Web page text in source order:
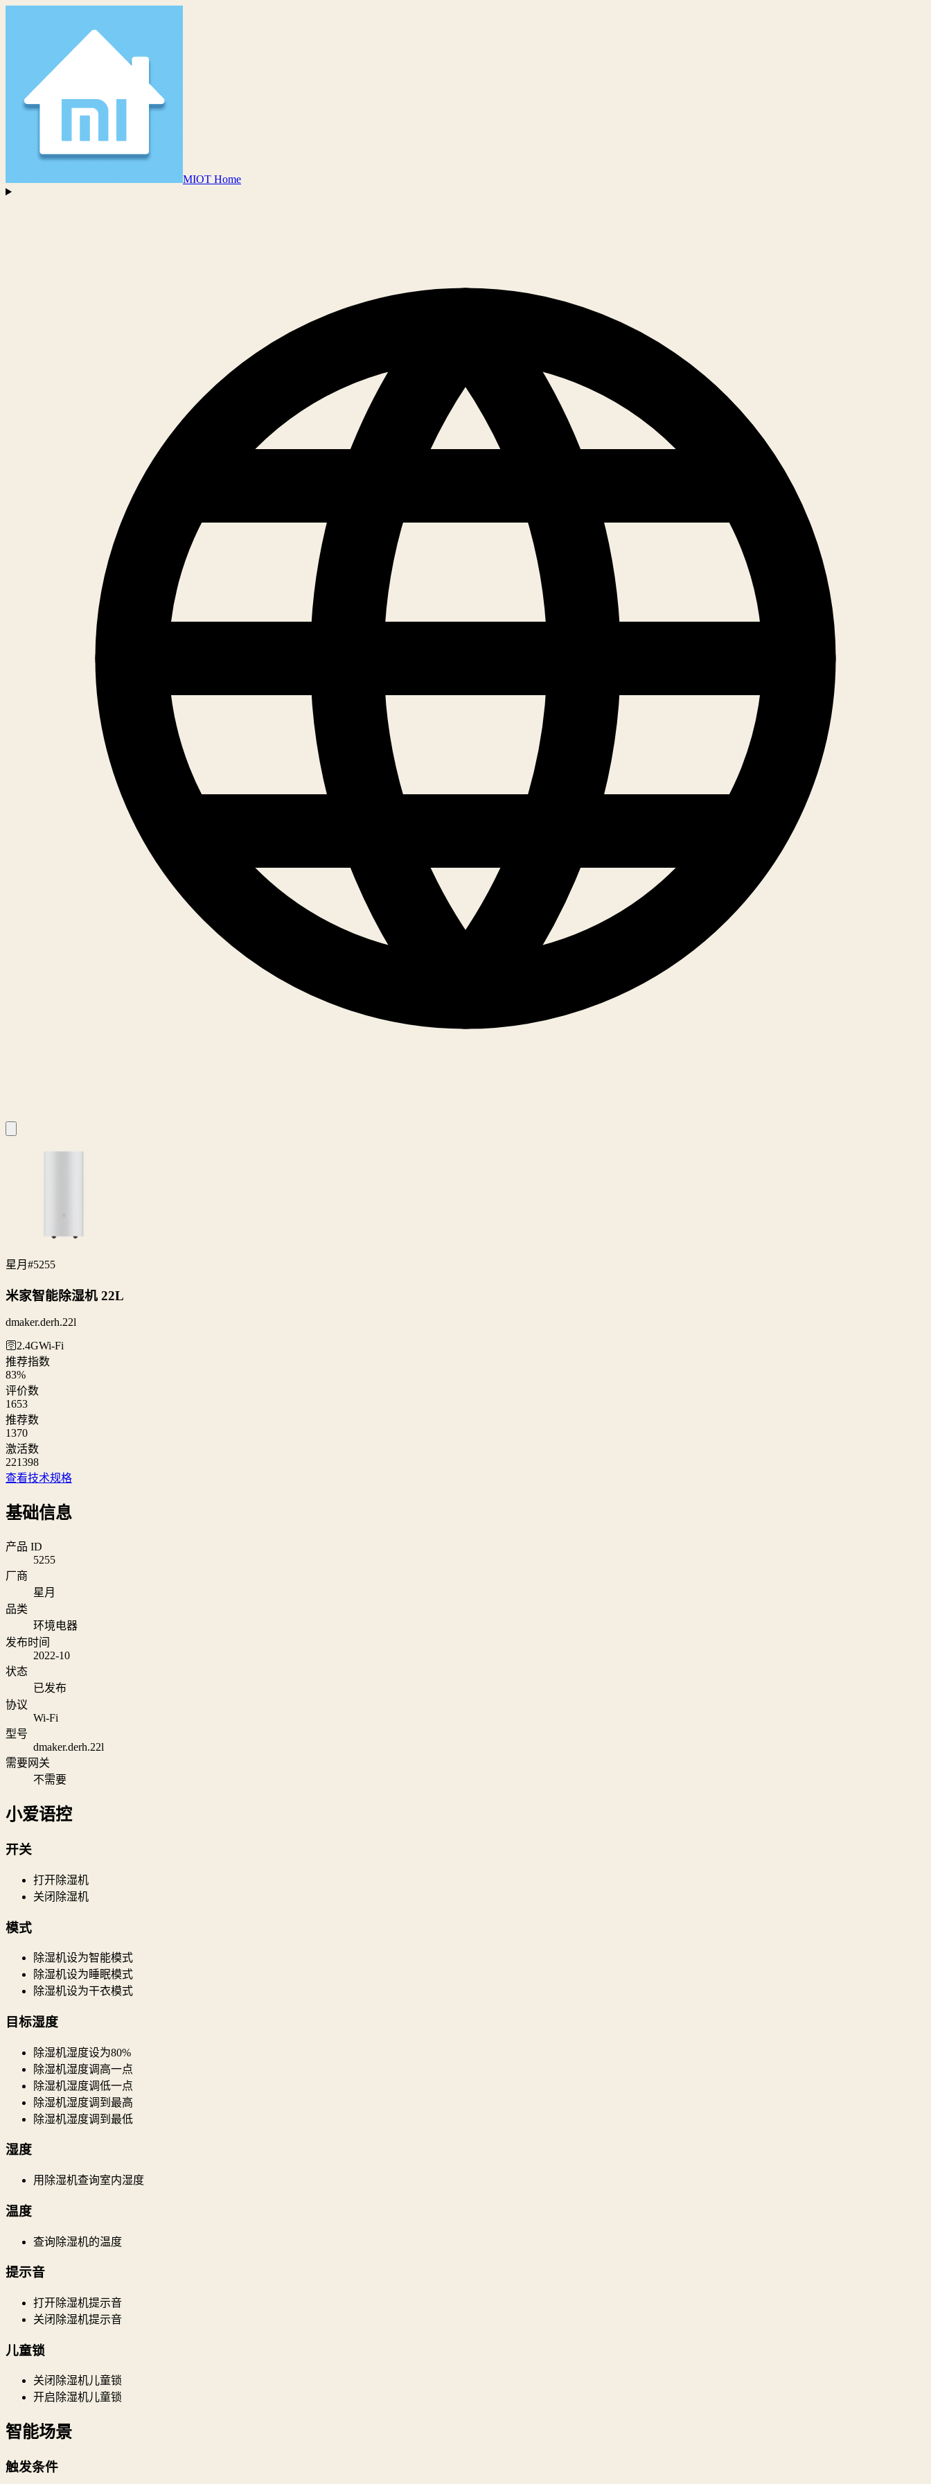
MIOT Home
星月 #5255
米家智能除湿机 22L
dmaker.derh.22l
🛜2.4GWi‑Fi
推荐指数
83%
评价数
1653
推荐数
1370
激活数
221398
查看技术规格
基础信息
产品 ID
5255
厂商
星月
品类
环境电器
发布时间
2022-10
状态
已发布
协议
Wi‑Fi
型号
dmaker.derh.22l
需要网关
不需要
小爱语控
开关
打开除湿机
关闭除湿机
模式
除湿机设为智能模式
除湿机设为睡眠模式
除湿机设为干衣模式
目标湿度
除湿机湿度设为80%
除湿机湿度调高一点
除湿机湿度调低一点
除湿机湿度调到最高
除湿机湿度调到最低
湿度
用除湿机查询室内湿度
温度
查询除湿机的温度
提示音
打开除湿机提示音
关闭除湿机提示音
儿童锁
关闭除湿机儿童锁
开启除湿机儿童锁
智能场景
触发条件